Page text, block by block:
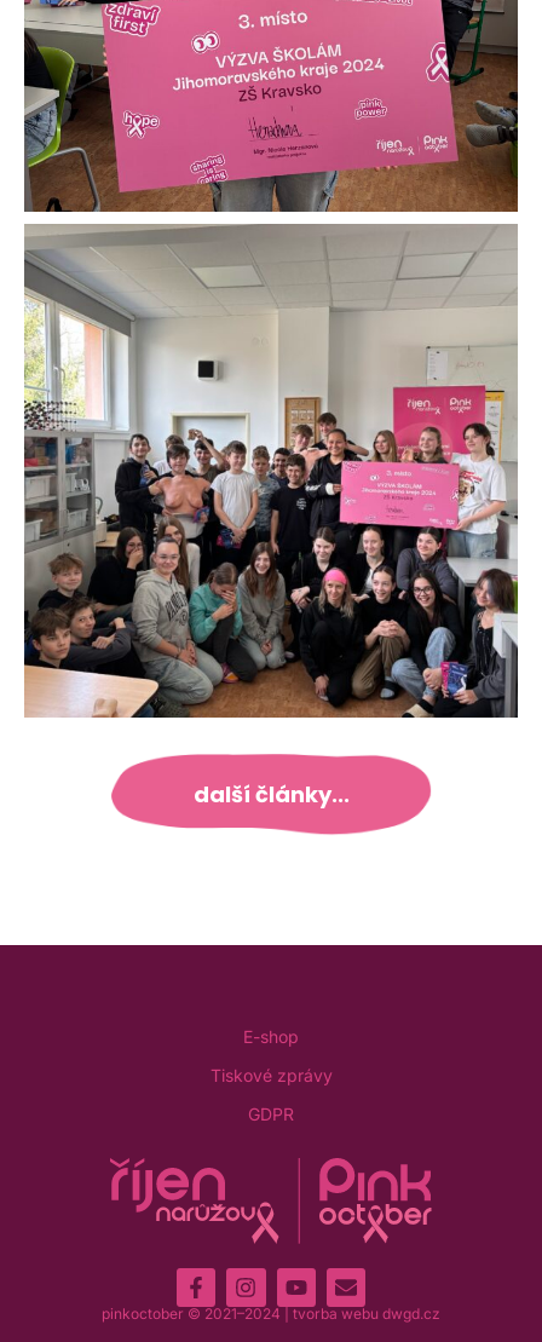
další články...
E-shop
Tiskové zprávy
GDPR
pinkoctober © 2021–2024 | tvorba webu dwgd.cz